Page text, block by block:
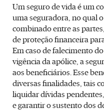
Um seguro de vida é um
uma seguradora, no qual
combinado entre as
de proteção financeira
Em caso de falecimento
vigência da apólice, a
aos beneficiários. Esse
diversas finalidades, tais
liquidar dívidas
e garantir o sustento dos